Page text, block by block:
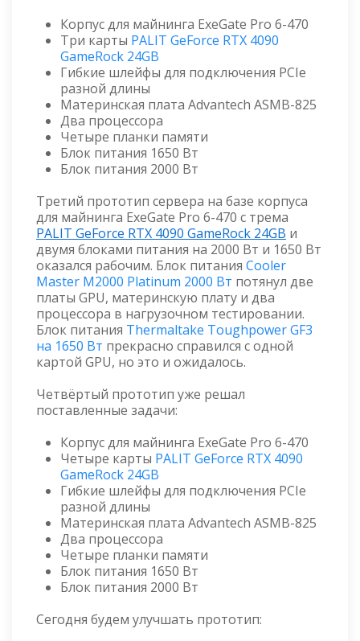
Корпус для майнинга ExeGate Pro 6-470
Три карты PALIT GeForce RTX 4090
GameRock 24GB
Гибкие шлейфы для подключения PCIe
разной длины
Материнская плата Advantech ASMB-825
Два процессора
Четыре планки памяти
Блок питания 1650 Вт
Блок питания 2000 Вт
Третий прототип сервера на базе корпуса
для майнинга ExeGate Pro 6-470 с трема
PALIT GeForce RTX 4090 GameRock 24GB и
двумя блоками питания на 2000 Вт и 1650 Вт
оказался рабочим. Блок питания Cooler
Master M2000 Platinum 2000 Вт потянул две
платы GPU, материнскую плату и два
процессора в нагрузочном тестировании.
Блок питания Thermaltake Toughpower GF3
на 1650 Вт прекрасно справился с одной
картой GPU, но это и ожидалось.
Четвёртый прототип уже решал
поставленные задачи:
Корпус для майнинга ExeGate Pro 6-470
Четыре карты PALIT GeForce RTX 4090
GameRock 24GB
Гибкие шлейфы для подключения PCIe
разной длины
Материнская плата Advantech ASMB-825
Два процессора
Четыре планки памяти
Блок питания 1650 Вт
Блок питания 2000 Вт
Сегодня будем улучшать прототип: